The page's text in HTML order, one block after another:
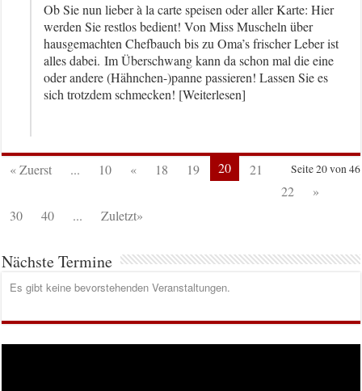
Ob Sie nun lieber à la carte speisen oder aller Karte: Hier
werden Sie restlos bedient! Von Miss Muscheln über
hausgemachten Chefbauch bis zu Oma’s frischer Leber ist
alles dabei. Im Überschwang kann da schon mal die eine
oder andere (Hähnchen-)panne passieren! Lassen Sie es
sich trotzdem schmecken! [Weiterlesen]
Seite 20 von 46
« Zuerst ... 10 « 18 19 20
21
22
»
30
40 ... Zuletzt»
Nächste Termine
Es gibt keine bevorstehenden Veranstaltungen.